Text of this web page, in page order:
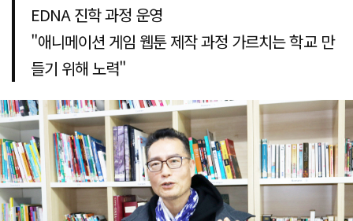
EDNA 진학 과정 운영
"애니메이션 게임 웹툰 제작 과정 가르치는 학교 만
들기 위해 노력"